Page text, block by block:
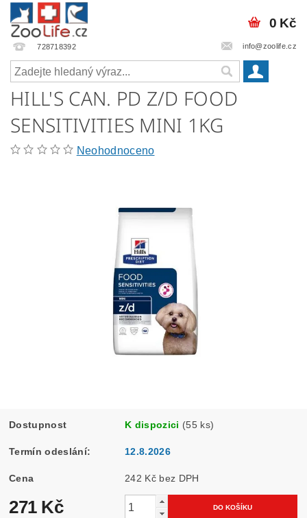
728718392 info@zoolife.cz
0 Kč
HILL'S CAN. PD Z/D FOOD
SENSITIVITIES MINI 1KG
Neohodnoceno
Dostupnost K dispozici (55 ks)
Termín odeslání: 12.8.2026
Cena 242 Kč bez DPH
271 Kč